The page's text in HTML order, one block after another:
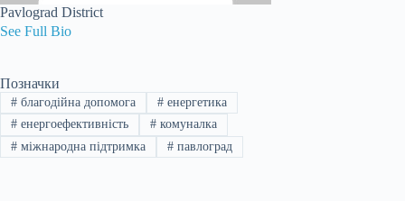
Pavlograd District
See Full Bio
Позначки
#благодійна допомога #енергетика
#енергоефективність #комуналка
#міжнародна підтримка #павлоград